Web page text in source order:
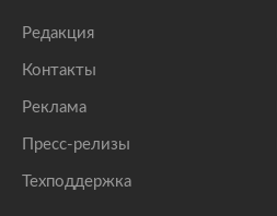
Редакция
Контакты
Реклама
Пресс-релизы
Техподдержка